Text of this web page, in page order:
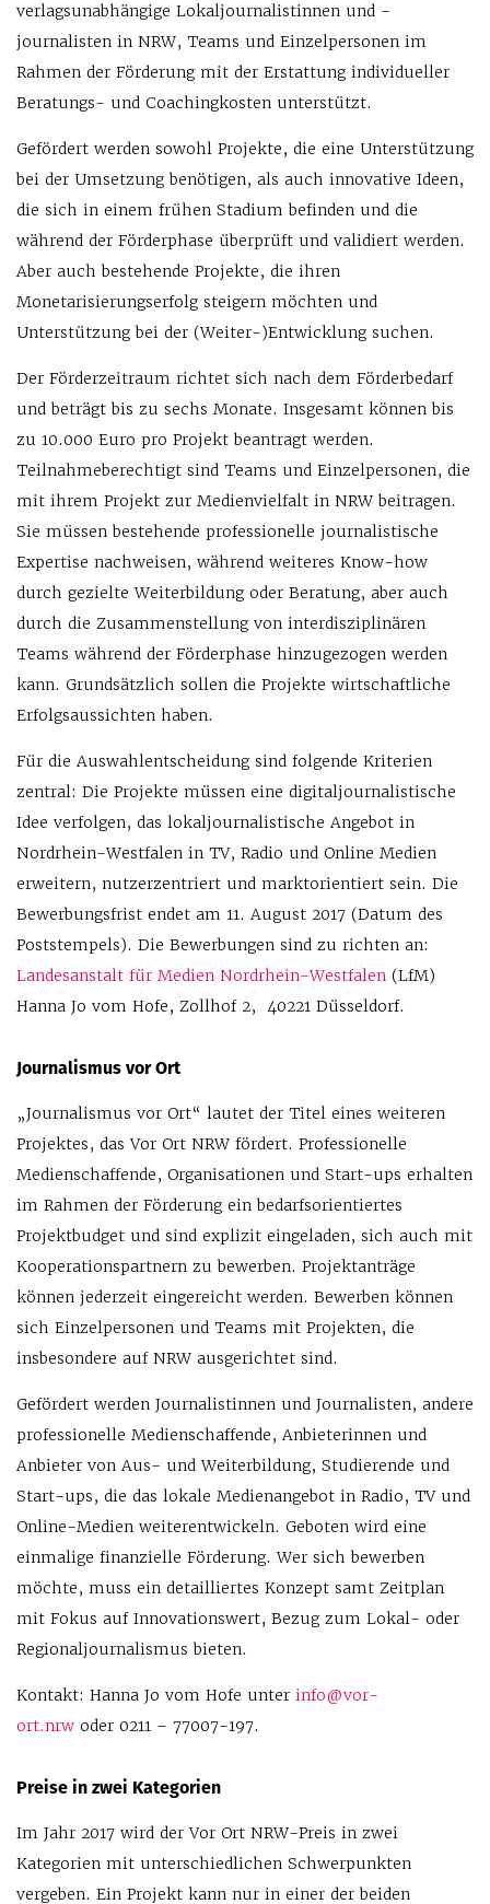
verlagsunabhängige Lokaljournalistinnen und -
journalisten in NRW, Teams und Einzelpersonen im
Rahmen der Förderung mit der Erstattung individueller
Beratungs- und Coachingkosten unterstützt.
Gefördert werden sowohl Projekte, die eine Unterstützung
bei der Umsetzung benötigen, als auch innovative Ideen,
die sich in einem frühen Stadium befinden und die
während der Förderphase überprüft und validiert werden.
Aber auch bestehende Projekte, die ihren
Monetarisierungserfolg steigern möchten und
Unterstützung bei der (Weiter-)Entwicklung suchen.
Der Förderzeitraum richtet sich nach dem Förderbedarf
und beträgt bis zu sechs Monate. Insgesamt können bis
zu 10.000 Euro pro Projekt beantragt werden.
Teilnahmeberechtigt sind Teams und Einzelpersonen, die
mit ihrem Projekt zur Medienvielfalt in NRW beitragen.
Sie müssen bestehende professionelle journalistische
Expertise nachweisen, während weiteres Know-how
durch gezielte Weiterbildung oder Beratung, aber auch
durch die Zusammenstellung von interdisziplinären
Teams während der Förderphase hinzugezogen werden
kann. Grundsätzlich sollen die Projekte wirtschaftliche
Erfolgsaussichten haben.
Für die Auswahlentscheidung sind folgende Kriterien
zentral: Die Projekte müssen eine digitaljournalistische
Idee verfolgen, das lokaljournalistische Angebot in
Nordrhein-Westfalen in TV, Radio und Online Medien
erweitern, nutzerzentriert und marktorientiert sein. Die
Bewerbungsfrist endet am 11. August 2017 (Datum des
Poststempels). Die Bewerbungen sind zu richten an:
Landesanstalt für Medien Nordrhein-Westfalen (LfM)
Hanna Jo vom Hofe, Zollhof 2, 40221 Düsseldorf.
Journalismus vor Ort
„Journalismus vor Ort“ lautet der Titel eines weiteren
Projektes, das Vor Ort NRW fördert. Professionelle
Medienschaffende, Organisationen und Start-ups erhalten
im Rahmen der Förderung ein bedarfsorientiertes
Projektbudget und sind explizit eingeladen, sich auch mit
Kooperationspartnern zu bewerben. Projektanträge
können jederzeit eingereicht werden. Bewerben können
sich Einzelpersonen und Teams mit Projekten, die
insbesondere auf NRW ausgerichtet sind.
Gefördert werden Journalistinnen und Journalisten, andere
professionelle Medienschaffende, Anbieterinnen und
Anbieter von Aus- und Weiterbildung, Studierende und
Start-ups, die das lokale Medienangebot in Radio, TV und
Online-Medien weiterentwickeln. Geboten wird eine
einmalige finanzielle Förderung. Wer sich bewerben
möchte, muss ein detailliertes Konzept samt Zeitplan
mit Fokus auf Innovationswert, Bezug zum Lokal- oder
Regionaljournalismus bieten.
Kontakt: Hanna Jo vom Hofe unter info@vor-
ort.nrw oder 0211 – 77007-197.
Preise in zwei Kategorien
Im Jahr 2017 wird der Vor Ort NRW-Preis in zwei
Kategorien mit unterschiedlichen Schwerpunkten
vergeben. Ein Projekt kann nur in einer der beiden